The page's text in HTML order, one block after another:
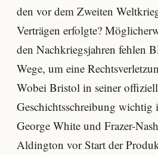
den vor dem Zweiten
Verträgen erfolgte?
den Nachkriegsjahren fehlen
Wege, um eine
Wobei Bristol in seiner
Geschichtsschreibung wichtig
George White und Frazer-
Aldington vor Start der